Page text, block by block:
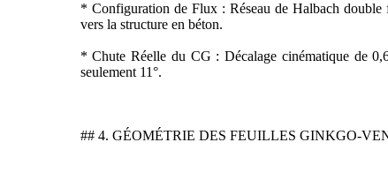
* Configuration de Flux : Réseau de Halbach double
vers la structure en béton.
* Chute Réelle du CG : Décalage cinématique de
seulement 11°.
## 4. GÉOMÉTRIE DES FEUILLES GINKGO-